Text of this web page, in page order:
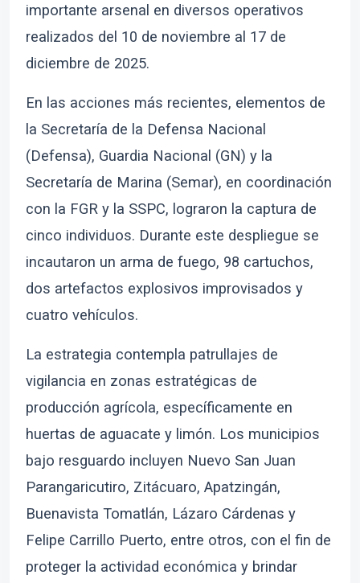
importante arsenal en diversos operativos
realizados del 10 de noviembre al 17 de
diciembre de 2025.
En las acciones más recientes, elementos de
la Secretaría de la Defensa Nacional
(Defensa), Guardia Nacional (GN) y la
Secretaría de Marina (Semar), en coordinación
con la FGR y la SSPC, lograron la captura de
cinco individuos. Durante este despliegue se
incautaron un arma de fuego, 98 cartuchos,
dos artefactos explosivos improvisados y
cuatro vehículos.
La estrategia contempla patrullajes de
vigilancia en zonas estratégicas de
producción agrícola, específicamente en
huertas de aguacate y limón. Los municipios
bajo resguardo incluyen Nuevo San Juan
Parangaricutiro, Zitácuaro, Apatzingán,
Buenavista Tomatlán, Lázaro Cárdenas y
Felipe Carrillo Puerto, entre otros, con el fin de
proteger la actividad económica y brindar